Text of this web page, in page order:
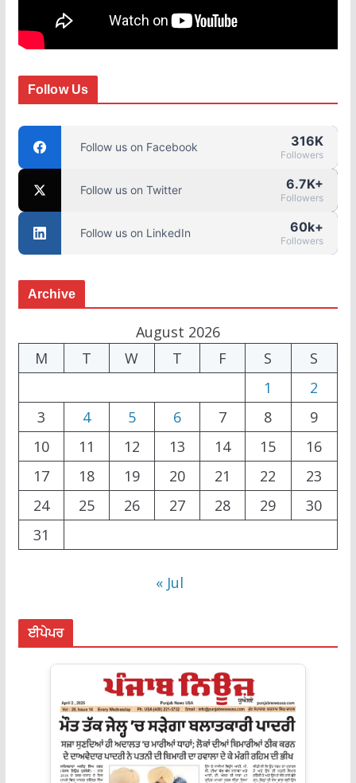
Follow Us
Follow us on Facebook 316K
Followers
Follow us on Twitter 6.7K+
Followers
Follow us on LinkedIn 60k+
Followers
Archive
August 2026
M
T W T F S
S
1
2
3
4 5 6 7 8
9
10
11 12 13 14 15
16
17
18 19 20 21 22
23
24
25 26 27 28 29
30
31
« Jul
ਈਪੇਪਰ